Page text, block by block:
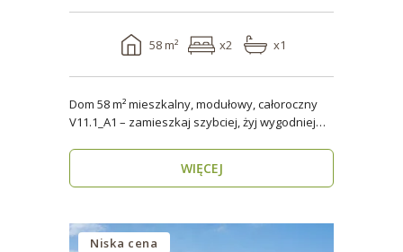
58 m² x2 x1
Dom 58 m² mieszkalny, modułowy, całoroczny
V11.1_A1 – zamieszkaj szybciej, żyj wygodniej
WIĘCEJ
Niska cena